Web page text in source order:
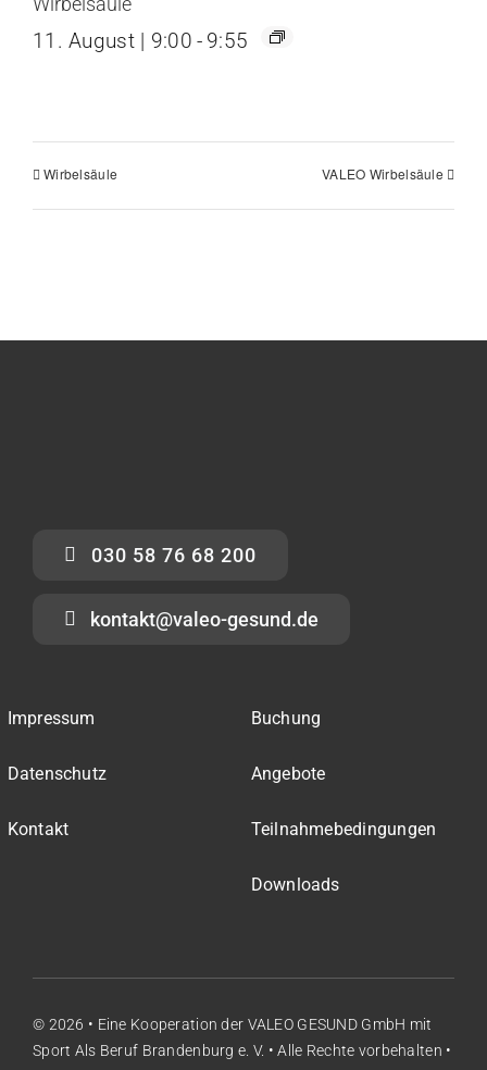
11. August | 9:00 - 9:55
Wirbelsäule VALEO Wirbelsäule
030 58 76 68 200
kontakt@valeo-gesund.de
Impressum
Datenschutz
Kontakt
Buchung
Angebote
Teilnahmebedingungen
Downloads
© 2026 • Eine Kooperation der VALEO GESUND GmbH mit
Sport Als Beruf Brandenburg e. V. • Alle Rechte vorbehalten •